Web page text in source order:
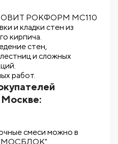
РОКФОРМ МС110
и кладки стен из
кирпича.
стен,
и сложных
работ.
Москве:
смеси можно в
"МОСБЛОК".